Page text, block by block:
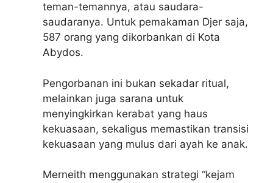
teman-temannya, atau saudara-
saudaranya. Untuk pemakaman Djer saja,
587 orang yang dikorbankan di Kota
Abydos.
Pengorbanan ini bukan sekadar ritual,
melainkan juga sarana untuk
menyingkirkan kerabat yang haus
kekuasaan, sekaligus memastikan transisi
kekuasaan yang mulus dari ayah ke anak.
Merneith menggunakan strategi “kejam